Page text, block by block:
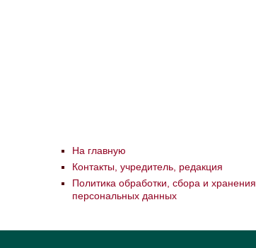
На главную
Контакты, учредитель, редакция
Политика обработки, сбора и хранения
персональных данных